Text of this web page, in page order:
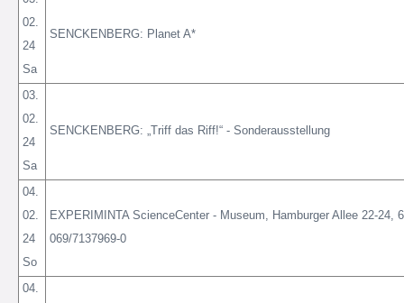
02.
24
Sa
SENCKENBERG: Planet A*
03.
02.
24
Sa
SENCKENBERG: „Triff das Riff!“ - Sonderausstellung
04.
02.
24
So
EXPERIMINTA ScienceCenter - Museum, Hamburger Allee 22-24,
069/7137969-0
04.